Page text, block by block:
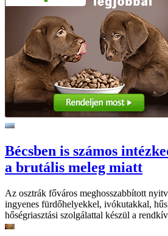
Bécsben is számos
a brutális meleg miatt
Az osztrák főváros meghosszabbított
ingyenes fürdőhelyekkel, ivókutakkal,
hőségriasztási szolgálattal készül a